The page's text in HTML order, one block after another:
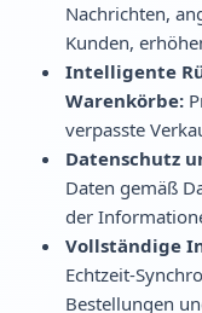
Nachrichten,
Kunden,
Intelligente
Warenkörbe:
verpasste
Datenschutz
Daten gemäß
der
Vollständige
Echtzeit-
Bestellungen